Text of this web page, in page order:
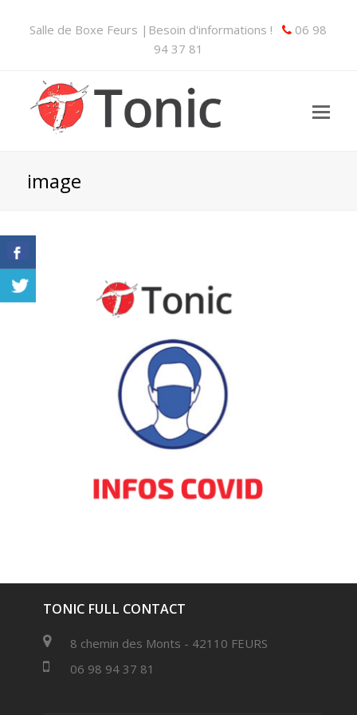
Salle de Boxe Feurs |Besoin d'informations !
06 98
94 37 81
image
TONIC FULL CONTACT
8 chemin des Monts - 42110 FEURS
06 98 94 37 81